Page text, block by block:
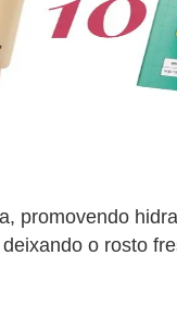
promovendo
o rosto